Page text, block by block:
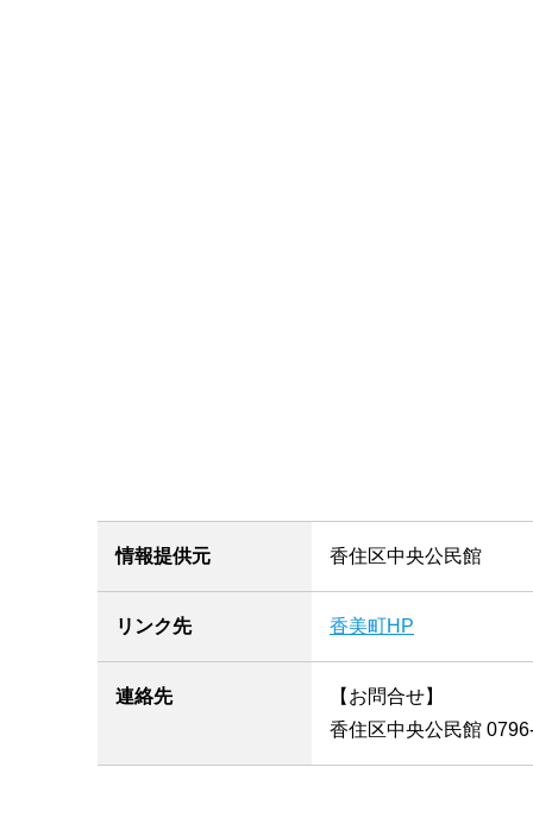
情報提供元 香住区中央公民館
リンク先 香美町HP
連絡先
【お問合せ】
香住区中央公民館